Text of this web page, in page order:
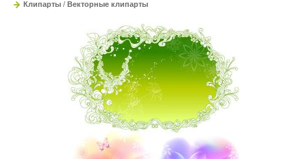
Клипарты / Векторные клипарты